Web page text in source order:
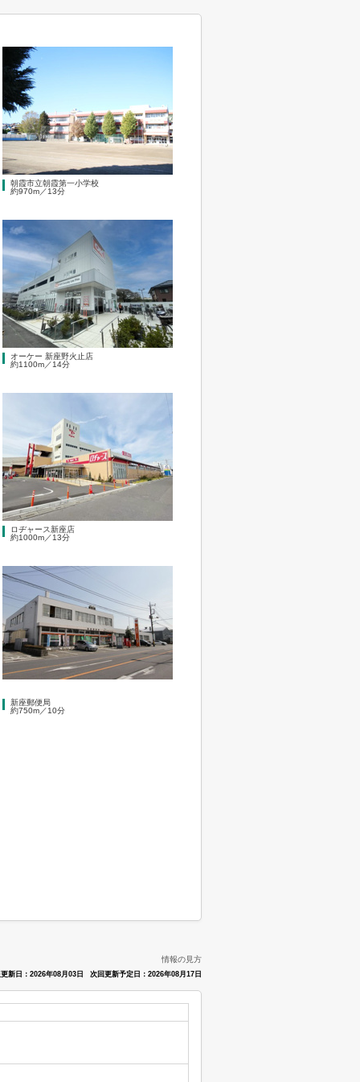
朝霞市立朝霞第一小学校
約970m／13分
オーケー 新座野火止店
約1100m／14分
ロヂャース新座店
約1000m／13分
新座郵便局
約750m／10分
情報の見方
新日：2026年08月03日 次回更新予定日：2026年08月17日